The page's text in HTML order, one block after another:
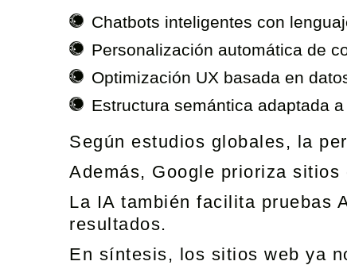
Chatbots inteligentes con
Personalización automática de
Optimización UX basada en
Estructura semántica adaptada
Según estudios globales, la
Además, Google prioriza
La IA también facilita pruebas
resultados.
En síntesis, los sitios web ya